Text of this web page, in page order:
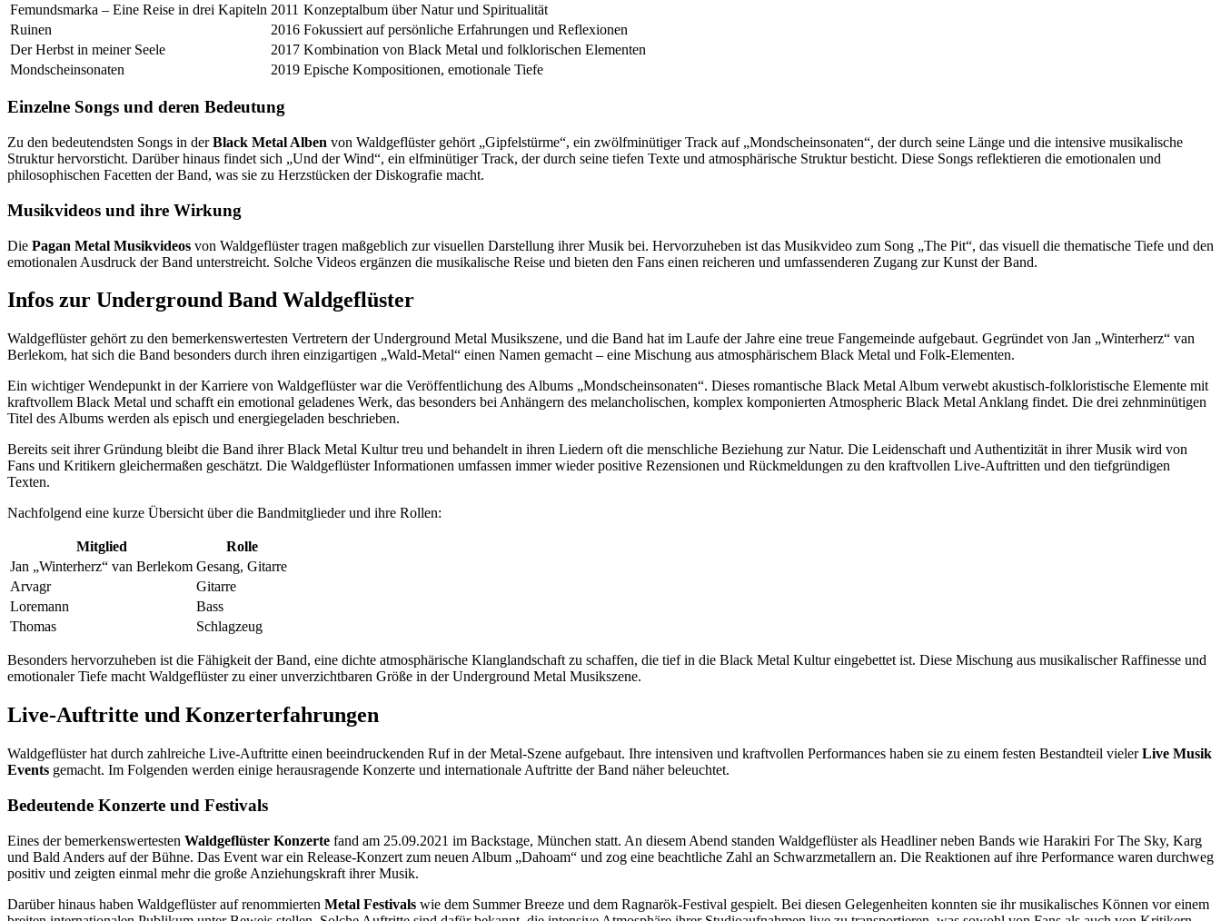
Femundsmarka – Eine Reise in drei Kapiteln 2011 Konzeptalbum über Natur und Spiritualität
Ruinen
2016 Fokussiert auf persönliche Erfahrungen und Reflexionen
Der Herbst in meiner Seele
2017 Kombination von Black Metal und folklorischen Elementen
Mondscheinsonaten
2019 Epische Kompositionen, emotionale Tiefe
Einzelne Songs und deren Bedeutung
Zu den bedeutendsten Songs in derBlack Metal Alben von Waldgeflüster gehört „Gipfelstürme“, ein zwölfminütiger Track auf „Mondscheinsonaten“, der durch seine Länge und die intensive musikalische
Struktur hervorsticht. Darüber hinaus findet sich „Und der Wind“, ein elfminütiger Track, der durch seine tiefen Texte und atmosphärische Struktur besticht. Diese Songs reflektieren die emotionalen und
philosophischen Facetten der Band, was sie zu Herzstücken der Diskografie macht.
Musikvideos und ihre Wirkung
Die Pagan Metal Musikvideos von Waldgeflüster tragen maßgeblich zur visuellen Darstellung ihrer Musik bei. Hervorzuheben ist das Musikvideo zum Song „The Pit“, das visuell die thematische Tiefe und den
emotionalen Ausdruck der Band unterstreicht. Solche Videos ergänzen die musikalische Reise und bieten den Fans einen reicheren und umfassenderen Zugang zur Kunst der Band.
Infos zur Underground Band Waldgeflüster
Waldgeflüster gehört zu den bemerkenswertesten Vertretern der Underground Metal Musikszene, und die Band hat im Laufe der Jahre eine treue Fangemeinde aufgebaut. Gegründet von Jan „Winterherz“ van
Berlekom, hat sich die Band besonders durch ihren einzigartigen „Wald-Metal“ einen Namen gemacht – eine Mischung aus atmosphärischem Black Metal und Folk-Elementen.
Ein wichtiger Wendepunkt in der Karriere von Waldgeflüster war die Veröffentlichung des Albums „Mondscheinsonaten“. Dieses romantische Black Metal Album verwebt akustisch-folkloristische Elemente mit
kraftvollem Black Metal und schafft ein emotional geladenes Werk, das besonders bei Anhängern des melancholischen, komplex komponierten Atmospheric Black Metal Anklang findet. Die drei zehnminütigen
Titel des Albums werden als episch und energiegeladen beschrieben.
Bereits seit ihrer Gründung bleibt die Band ihrer Black Metal Kultur treu und behandelt in ihren Liedern oft die menschliche Beziehung zur Natur. Die Leidenschaft und Authentizität in ihrer Musik wird von
Fans und Kritikern gleichermaßen geschätzt. Die Waldgeflüster Informationen umfassen immer wieder positive Rezensionen und Rückmeldungen zu den kraftvollen Live-Auftritten und den tiefgründigen
Texten.
Nachfolgend eine kurze Übersicht über die Bandmitglieder und ihre Rollen:
Mitglied
Rolle
Jan „Winterherz“ van Berlekom Gesang, Gitarre
Arvagr
Gitarre
Loremann
Bass
Thomas
Schlagzeug
Besonders hervorzuheben ist die Fähigkeit der Band, eine dichte atmosphärische Klanglandschaft zu schaffen, die tief in die Black Metal Kultur eingebettet ist. Diese Mischung aus musikalischer Raffinesse und
emotionaler Tiefe macht Waldgeflüster zu einer unverzichtbaren Größe in der Underground Metal Musikszene.
Live-Auftritte und Konzerterfahrungen
Waldgeflüster hat durch zahlreiche Live-Auftritte einen beeindruckenden Ruf in der Metal-Szene aufgebaut. Ihre intensiven und kraftvollen Performances haben sie zu einem festen Bestandteil vielerLive Musik
Events gemacht. Im Folgenden werden einige herausragende Konzerte und internationale Auftritte der Band näher beleuchtet.
Bedeutende Konzerte und Festivals
Eines der bemerkenswertesten Waldgeflüster Konzerte fand am 25.09.2021 im Backstage, München statt. An diesem Abend standen Waldgeflüster als Headliner neben Bands wie Harakiri For The Sky, Karg
und Bald Anders auf der Bühne. Das Event war ein Release-Konzert zum neuen Album „Dahoam“ und zog eine beachtliche Zahl an Schwarzmetallern an. Die Reaktionen auf ihre Performance waren durchweg
positiv und zeigten einmal mehr die große Anziehungskraft ihrer Musik.
Darüber hinaus haben Waldgeflüster auf renommierten Metal Festivals wie dem Summer Breeze und dem Ragnarök-Festival gespielt. Bei diesen Gelegenheiten konnten sie ihr musikalisches Können vor einem